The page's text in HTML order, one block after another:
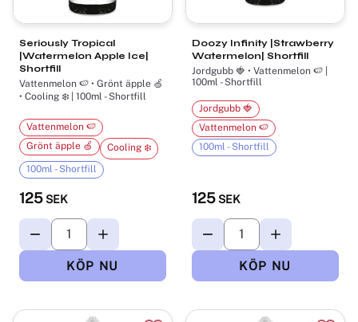
Seriously Tropical
|Watermelon Apple Ice|
Shortfill
Vattenmelon 🍉 • Grönt äpple 🍏
• Cooling ❄️ | 100ml - Shortfill
125 SEK
Vattenmelon 🍉
Grönt äpple 🍏
Cooling ❄️
100ml - Shortfill
Doozy Infinity |Strawberry
Watermelon| Shortfill
Jordgubb 🍓 • Vattenmelon 🍉 |
100ml - Shortfill
125 SEK
Jordgubb 🍓
Vattenmelon 🍉
100ml - Shortfill